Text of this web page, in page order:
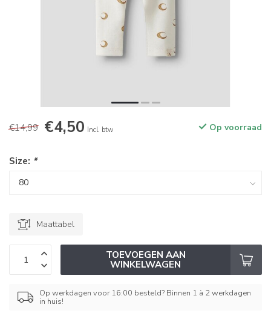
€14,99 €4,50 Incl. btw Op voorraad
Size: *
Maattabel
TOEVOEGEN AAN
WINKELWAGEN
Op werkdagen voor 16:00 besteld? Binnen 1 à 2 werkdagen
in huis!